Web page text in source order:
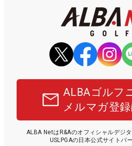
ALBAゴルフ
メルマガ登
ALBA NetはR&Aのオフィシャルデジ
USLPGAの日本公式サイトパ